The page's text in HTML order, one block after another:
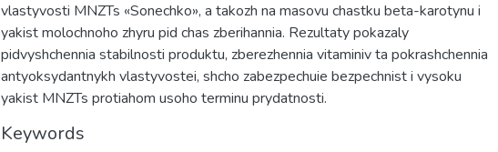
vlastyvosti MNZTs «Sonechko», a takozh na masovu chastku beta-karotynu i
yakist molochnoho zhyru pid chas zberihannia. Rezultaty pokazaly
pidvyshchennia stabilnosti produktu, zberezhennia vitaminiv ta pokrashchennia
antyoksydantnykh vlastyvostei, shcho zabezpechuie bezpechnist i vysoku
yakist MNZTs protiahom usoho terminu prydatnosti.
Keywords